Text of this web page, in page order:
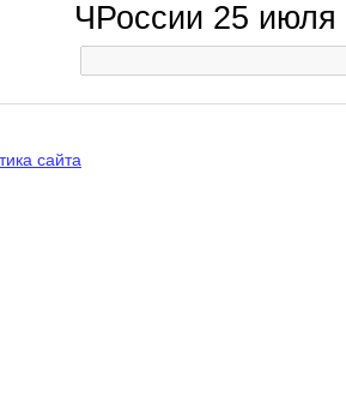
ЧРоссии 25 июля